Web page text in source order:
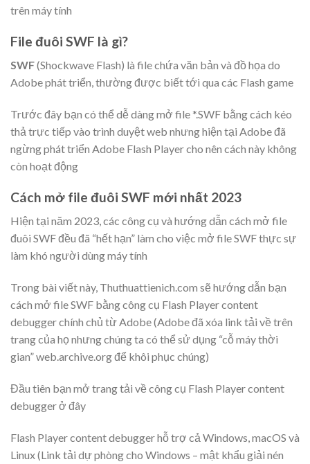
trên máy tính
File đuôi SWF là gì?
SWF(Shockwave Flash) là file chứa văn bản và đồ họa do
Adobe phát triển, thường được biết tới qua các Flash game
Trước đây bạn có thể dễ dàng mở file *.SWF bằng cách kéo
thả trực tiếp vào trình duyệt web nhưng hiện tại Adobe đã
ngừng phát triển Adobe Flash Player cho nên cách này không
còn hoạt động
Cách mở file đuôi SWF mới nhất 2023
Hiện tại năm 2023, các công cụ và hướng dẫn cách mở file
đuôi SWF đều đã “hết hạn” làm cho việc mở file SWF thực sự
làm khó người dùng máy tính
Trong bài viết này, Thuthuattienich.com sẽ hướng dẫn bạn
cách mở file SWF bằng công cụ Flash Player content
debugger chính chủ từ Adobe (Adobe đã xóa link tải về trên
trang của họ nhưng chúng ta có thể sử dụng “cỗ máy thời
gian” web.archive.org để khôi phục chúng)
Đầu tiên bạn mở trang tải về công cụ Flash Player content
debugger ở đây
Flash Player content debugger hỗ trợ cả Windows, macOS và
Linux (Link tải dự phòng cho Windows – mật khẩu giải nén